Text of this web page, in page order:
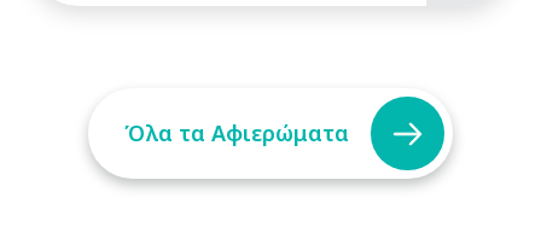
Όλα τα Αφιερώματα